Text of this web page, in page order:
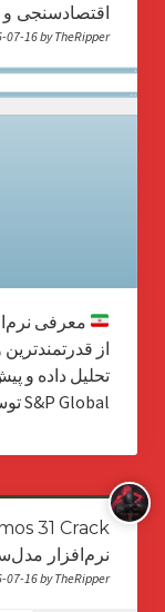
اقتصادسنجی و
07-16 by TheRipper
از
تحلیل داده و
S&P Global توسعه یافته است. این…
نرم‌افزار
07-16 by TheRipper